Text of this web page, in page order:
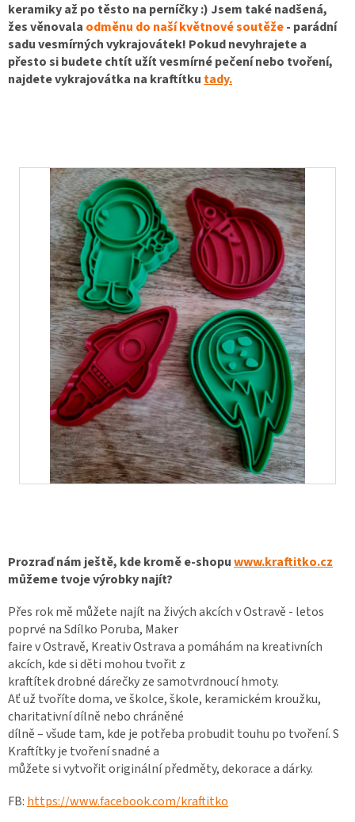
keramiky až po těsto na perníčky :) Jsem také nadšená,
žes věnovala odměnu do naší květnové soutěže- parádní
sadu vesmírných vykrajovátek! Pokud nevyhrajete a
přesto si budete chtít užít vesmírné pečení nebo tvoření,
najdete vykrajovátka na kraftítku tady.
Prozraď nám ještě, kde kromě e-shopuwww.kraftitko.cz
můžeme tvoje výrobky najít?
Přes rok mě můžete najít na živých akcích v Ostravě - letos
poprvé na Sdílko Poruba, Maker
faire v Ostravě, Kreativ Ostrava a pomáhám na kreativních
akcích, kde si děti mohou tvořit z
kraftítek drobné dárečky ze samotvrdnoucí hmoty.
Ať už tvoříte doma, ve školce, škole, keramickém kroužku,
charitativní dílně nebo chráněné
dílně – všude tam, kde je potřeba probudit touhu po tvoření. S
Kraftítky je tvoření snadné a
můžete si vytvořit originální předměty, dekorace a dárky.
FB: https://www.facebook.com/kraftitko